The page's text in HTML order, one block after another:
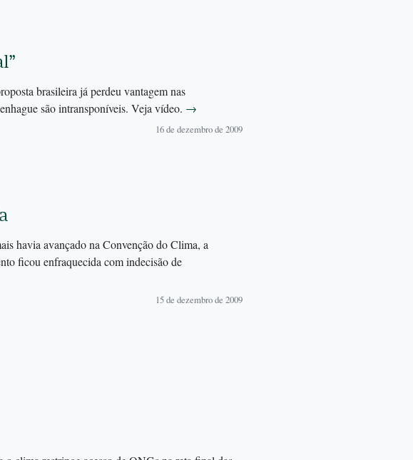
brasileira já perdeu vantagem nas
são intransponíveis. Veja vídeo. →
16 de dezembro de 2009
havia avançado na Convenção do Clima, a
ficou enfraquecida com indecisão de
15 de dezembro de 2009